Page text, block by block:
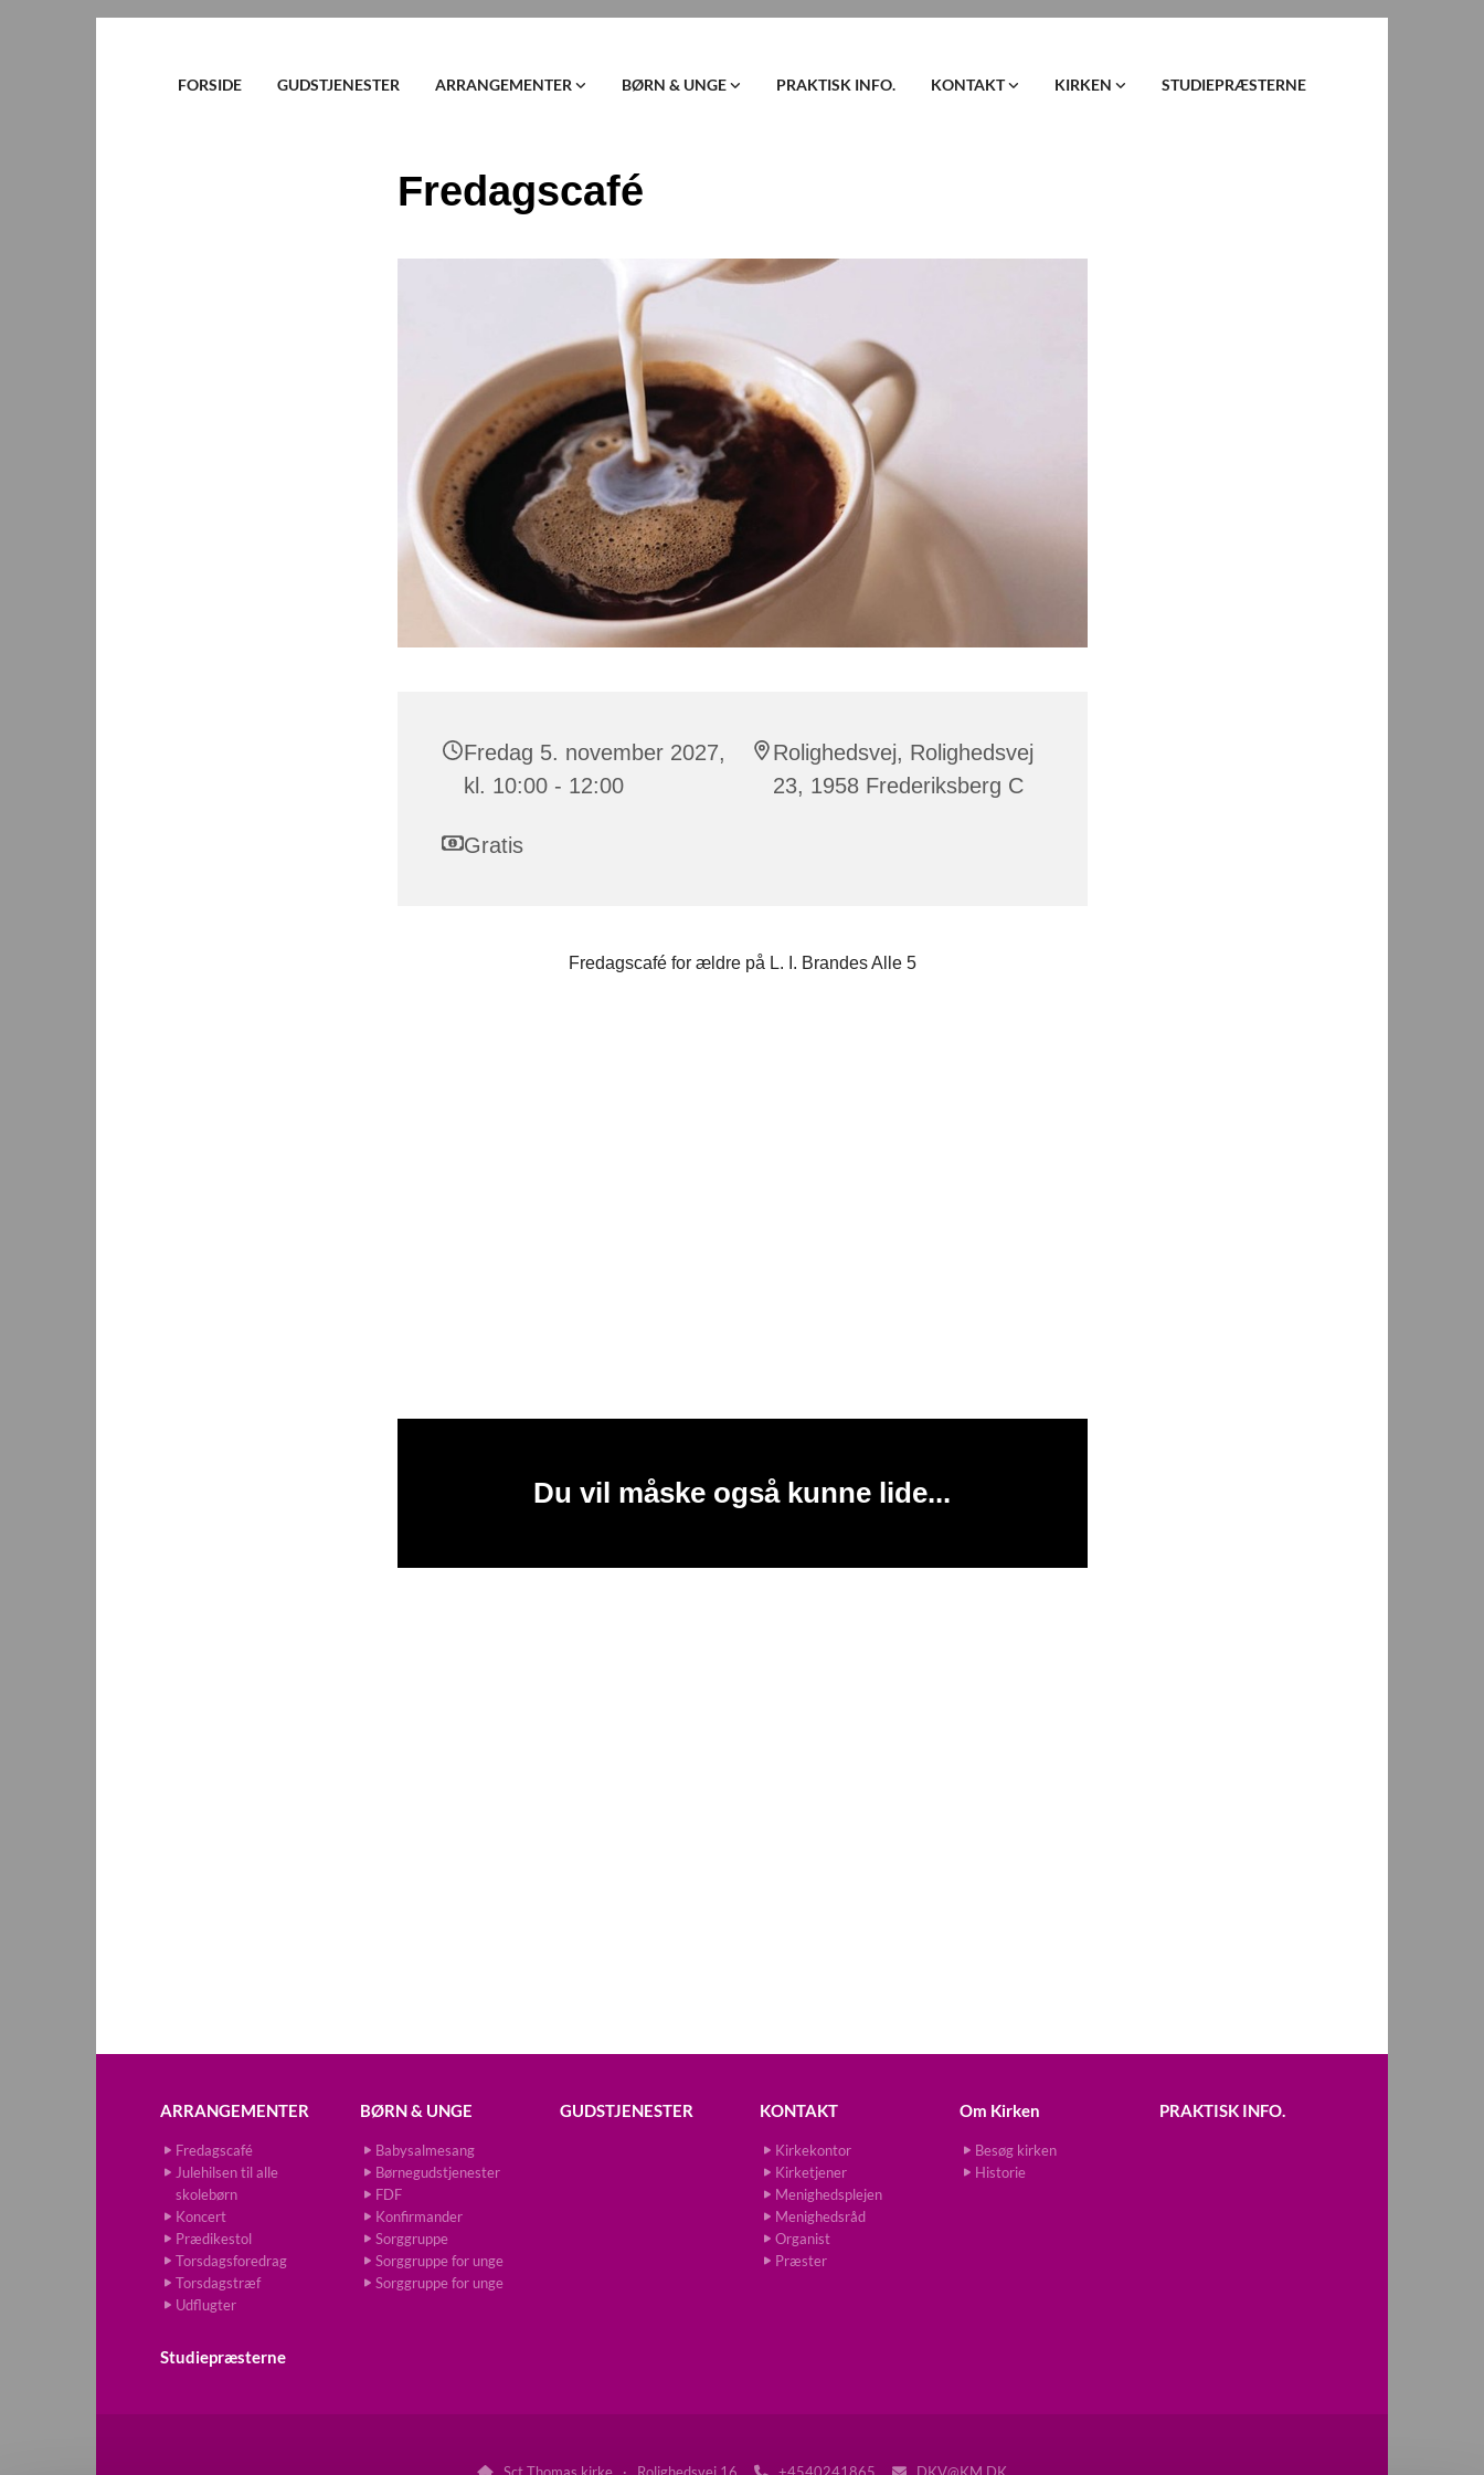
FORSIDE GUDSTJENESTER ARRANGEMENTER BØRN & UNGE PRAKTISK INFO. KONTAKT KIRKEN STUDIEPRÆSTERNE
Fredagscafé
Fredag 5. november 2027,
kl. 10:00 - 12:00
Rolighedsvej, Rolighedsvej
23, 1958 Frederiksberg C
Gratis
Fredagscafé for ældre på L. I. Brandes Alle 5
Du vil måske også kunne lide...
ARRANGEMENTER
Fredagscafé
Julehilsen til alle
skolebørn
Koncert
Prædikestol
Torsdagsforedrag
Torsdagstræf
Udflugter
BØRN & UNGE
Babysalmesang
Børnegudstjenester
FDF
Konfirmander
Sorggruppe
Sorggruppe for unge
Sorggruppe for unge
GUDSTJENESTER KONTAKT
Kirkekontor
Kirketjener
Menighedsplejen
Menighedsråd
Organist
Præster
Om Kirken
Besøg kirken
Historie
PRAKTISK INFO.
Studiepræsterne
 Sct Thomas kirke · Rolighedsvej 16  +4540241865  DKV@KM.DK